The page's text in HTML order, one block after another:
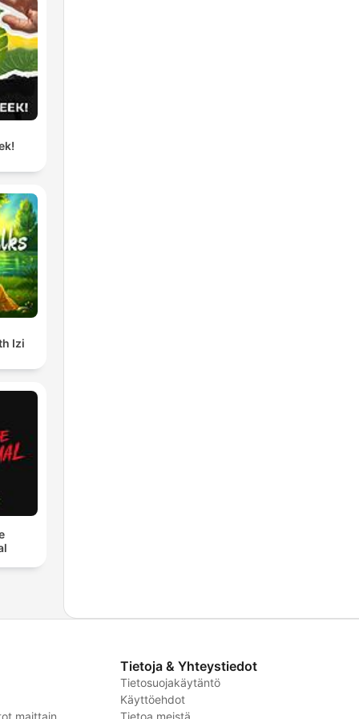
Izi
maittain
Tietoja & Yhteystiedot
Tietosuojakäytäntö
Käyttöehdot
Tietoa meistä